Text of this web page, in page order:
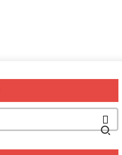
索: